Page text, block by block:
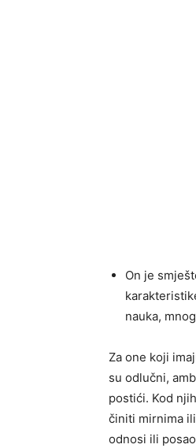
On je
nauka,
Za one koji
su odlučni,
postići. Kod
činiti mirnima
odnosi ili